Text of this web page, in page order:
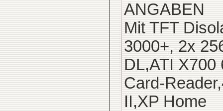
ANGABEN
Mit TFT
3000+, 2x
DL,ATI X700
Card-
II,XP Home